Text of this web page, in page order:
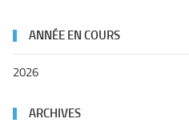
ANNÉE EN COURS
2026
ARCHIVES